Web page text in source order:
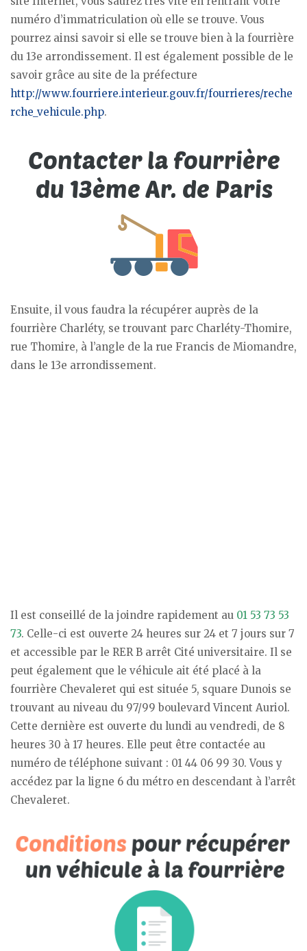
numéro d’immatriculation où elle se trouve. Vous
pourrez ainsi savoir si elle se trouve bien à la fourrière
du 13e arrondissement. Il est également possible de le
savoir grâce au site de la préfecture
http://www.fourriere.interieur.gouv.fr/fourrieres/reche
rche_vehicule.php.
Ensuite, il vous faudra la récupérer auprès de la
fourrière Charléty, se trouvant parc Charléty-Thomire,
rue Thomire, à l’angle de la rue Francis de Miomandre,
dans le 13e arrondissement.
Il est conseillé de la joindre rapidement au 01 53 73 53
73. Celle-ci est ouverte 24 heures sur 24 et 7 jours sur 7
et accessible par le RER B arrêt Cité universitaire. Il se
peut également que le véhicule ait été placé à la
fourrière Chevaleret qui est située 5, square Dunois se
trouvant au niveau du 97/99 boulevard Vincent Auriol.
Cette dernière est ouverte du lundi au vendredi, de 8
heures 30 à 17 heures. Elle peut être contactée au
numéro de téléphone suivant : 01 44 06 99 30. Vous y
accédez par la ligne 6 du métro en descendant à l’arrêt
Chevaleret.